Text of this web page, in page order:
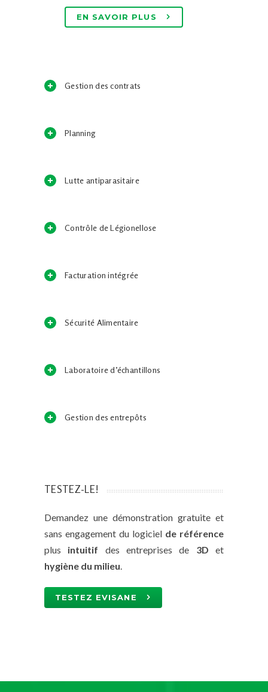
EN SAVOIR PLUS
Gestion des contrats
Planning
Lutte antiparasitaire
Contrôle de Légionellose
Facturation intégrée
Sécurité Alimentaire
Laboratoire d’échantillons
Gestion des entrepôts
TESTEZ-LE!
Demandez une démonstration gratuite et
sans engagement du logiciel de référence
plus intuitif des entreprises de 3D et
hygiène du milieu
TESTEZ EVISANE